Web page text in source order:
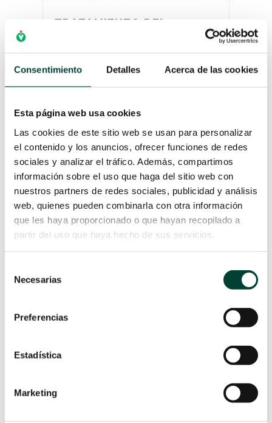
Consentimiento Detalles Acerca de las cookies
Esta página web usa cookies
Las cookies de este sitio web se usan para personalizar
el contenido y los anuncios, ofrecer funciones de redes
sociales y analizar el tráfico. Además, compartimos
información sobre el uso que haga del sitio web con
nuestros partners de redes sociales, publicidad y análisis
web, quienes pueden combinarla con otra información
que les haya proporcionado o que hayan recopilado a
partir del uso que haya hecho de sus servicios.
Necesarias
Preferencias
Estadística
Marketing
TRATAMIENTO DEL
ANEURISMA: QUIRÚRGICO O
COMPARATIVA E
INDICACIONES
abdominal (AAA) y el torácico,
potencial de ruptura, lo que implica
elevada morbi‑mortalidad. El
tratamiento de un aneurisma
vascular se centra en prevenir su
ruptura y depende de su ubicación,
tamaño y salud general del paciente.
La elección entre técnicas abiertas o
endovasculares se decide de forma
individualizada, considerando
del paciente.